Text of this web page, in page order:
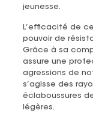
jeunesse.
L’efficacité de
pouvoir de
Grâce à sa
assure une
agressions de
s’agisse des
éclaboussures
légères.